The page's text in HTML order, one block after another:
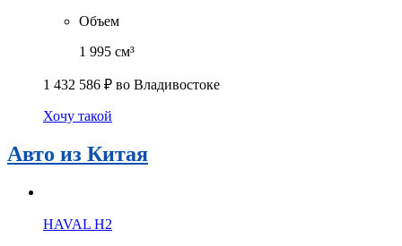
Объем
1 995 см³
1 432 586 ₽ во Владивостоке
Хочу такой
Авто из Китая
HAVAL H2